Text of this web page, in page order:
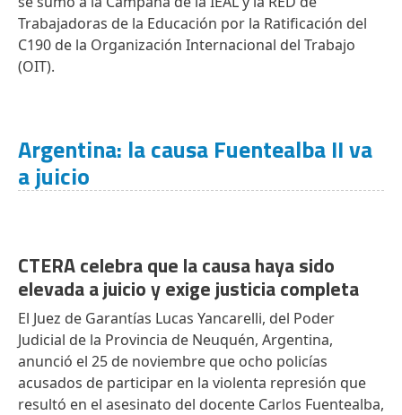
Trabajadoras de la Educación por la Ratificación del
C190 de la Organización Internacional del Trabajo
(OIT).
Argentina: la causa Fuentealba II va
a juicio
CTERA celebra que la causa haya sido
elevada a juicio y exige justicia completa
El Juez de Garantías Lucas Yancarelli, del Poder
Judicial de la Provincia de Neuquén, Argentina,
anunció el 25 de noviembre que ocho policías
acusados de participar en la violenta represión que
resultó en el asesinato del docente Carlos Fuentealba,